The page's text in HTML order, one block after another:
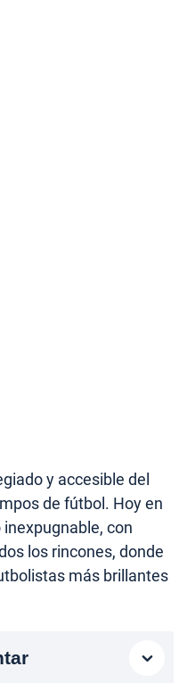
y accesible del
de fútbol. Hoy en
con
los rincones, donde
más brillantes